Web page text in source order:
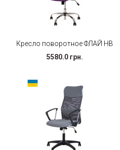
Кресло поворотное ФЛАЙ НВ
5580.0 грн.